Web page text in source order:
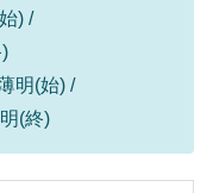
) /
明(始) /
(終)